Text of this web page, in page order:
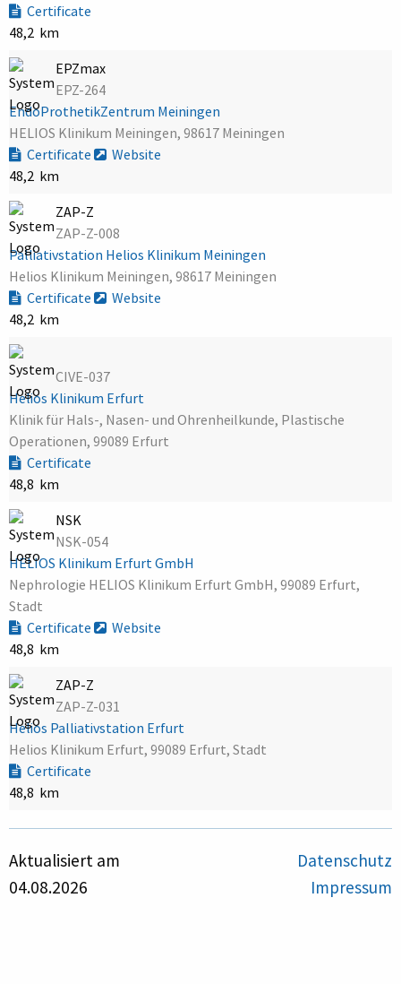
Certificate
48,2 km
EPZmax
EPZ-264
EndoProthetikZentrum Meiningen
HELIOS Klinikum Meiningen, 98617 Meiningen
Certificate
Website
48,2 km
ZAP-Z
ZAP-Z-008
Palliativstation Helios Klinikum Meiningen
Helios Klinikum Meiningen, 98617 Meiningen
Certificate
Website
48,2 km
CIVE-037
Helios Klinikum Erfurt
Klinik für Hals-, Nasen- und Ohrenheilkunde, Plastische
Operationen, 99089 Erfurt
Certificate
48,8 km
NSK
NSK-054
HELIOS Klinikum Erfurt GmbH
Nephrologie HELIOS Klinikum Erfurt GmbH, 99089 Erfurt,
Stadt
Certificate
Website
48,8 km
ZAP-Z
ZAP-Z-031
Helios Palliativstation Erfurt
Helios Klinikum Erfurt, 99089 Erfurt, Stadt
Certificate
48,8 km
Aktualisiert am
04.08.2026
Datenschutz
Impressum